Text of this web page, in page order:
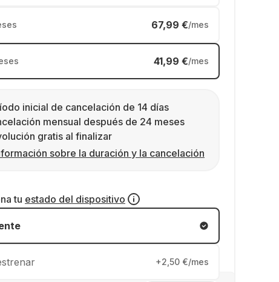
67,99 €/mes
41,99 €/mes
inicial de cancelación de 14 días
mensual después de 24 meses
gratis al finalizar
sobre la duración y la cancelación
tu estado del dispositivo
+2,50 €/mes